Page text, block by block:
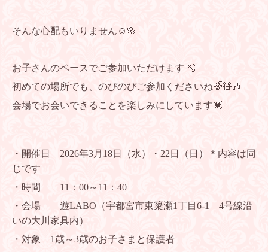
そんな心配もいりません☺️🌸
お子さんのペースでご参加いただけます 🫧
初めての場所でも、のびのびご参加くださいね🌈🧸🎶
会場でお会いできることを楽しみにしています💓
・開催日 2026年3月18日（水）・22日（日）＊内容は同
じです
・時間 11：00～11：40
・会場 遊LABO（宇都宮市東簗瀬1丁目6-1 4号線沿
いの大川家具内）
・対象 1歳～3歳のお子さまと保護者